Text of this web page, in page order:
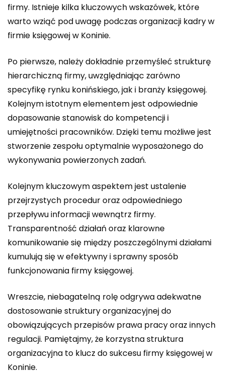
firmy. Istnieje kilka kluczowych wskazówek, które
warto wziąć pod uwagę podczas organizacji kadry w
firmie księgowej w Koninie.
Po pierwsze, należy dokładnie przemyśleć strukturę
hierarchiczną firmy, uwzględniając zarówno
specyfikę rynku konińskiego, jak i branży księgowej.
Kolejnym istotnym elementem jest odpowiednie
dopasowanie stanowisk do kompetencji i
umiejętności pracowników. Dzięki temu możliwe jest
stworzenie zespołu optymalnie wyposażonego do
wykonywania powierzonych zadań.
Kolejnym kluczowym aspektem jest ustalenie
przejrzystych procedur oraz odpowiedniego
przepływu informacji wewnątrz firmy.
Transparentność działań oraz klarowne
komunikowanie się między poszczególnymi działami
kumulują się w efektywny i sprawny sposób
funkcjonowania firmy księgowej.
Wreszcie, niebagatelną rolę odgrywa adekwatne
dostosowanie struktury organizacyjnej do
obowiązujących przepisów prawa pracy oraz innych
regulacji. Pamiętajmy, że korzystna struktura
organizacyjna to klucz do sukcesu firmy księgowej w
Koninie.